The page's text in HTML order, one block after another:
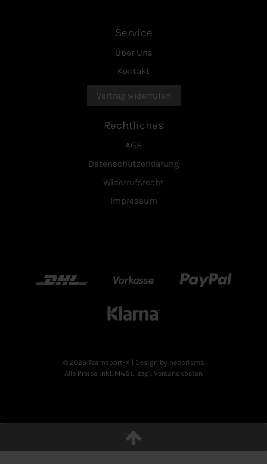
Service
Über Uns
Kontakt
Vertrag widerrufen
Rechtliches
AGB
Datenschutzerklärung
Widerrufsrecht
Impressum
DHL Vorkasse Paypal
Klarn
© 2026 Teamsport-X
| Design by neoprisma
Alle Preise inkl. MwSt., zzgl. Versandkosten